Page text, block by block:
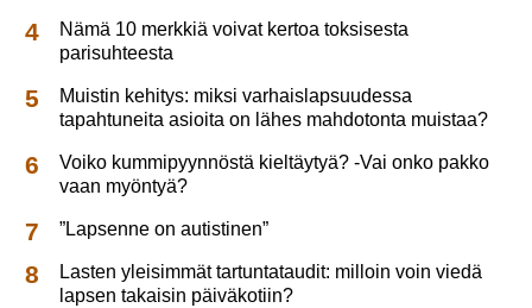
Nämä 10 merkkiä voivat kertoa toksisesta
parisuhteesta
Muistin kehitys: miksi varhaislapsuudessa
tapahtuneita asioita on lähes mahdotonta muistaa?
Voiko kummipyynnöstä kieltäytyä? -Vai onko pakko
vaan myöntyä?
”Lapsenne on autistinen”
Lasten yleisimmät tartuntataudit: milloin voin viedä
lapsen takaisin päiväkotiin?